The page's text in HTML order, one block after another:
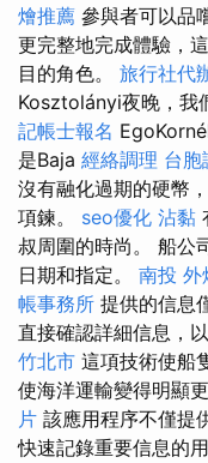
燴推薦 參與者可以品
更完整地完成體驗，
目的角色。 旅行社代
Kosztolányi夜晚，我
記帳士報名
是Baja 經絡調理 台胞
沒有融化過期的硬幣
項鍊。 seo優化 沾黏
叔周圍的時尚。 船公
日期和指定。 南投 外
帳事務所 提供的信息
直接確認詳細信息，
竹北市 這項技術使船
使海洋運輸變得明顯
片 該應用程序不僅提
快速記錄重要信息的